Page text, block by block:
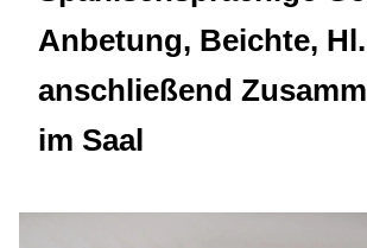
Anbetung, Beichte,
anschließend
im Saal